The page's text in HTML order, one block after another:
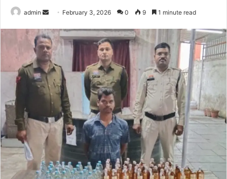
admin
Send
email
February 3, 2026 0 9 1 minute read